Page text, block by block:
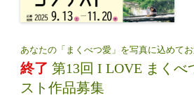
あなたの「まくべつ愛」を写真に込めてお
終了第13回 I LOVE まくべ
スト作品募集